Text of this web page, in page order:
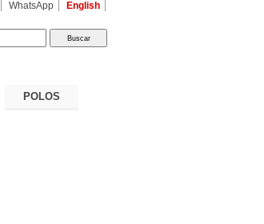
WhatsApp English
POLOS